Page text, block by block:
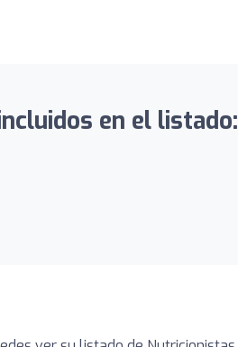
en el listado: